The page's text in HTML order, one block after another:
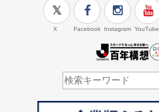
X Facebook Instagram YouTube